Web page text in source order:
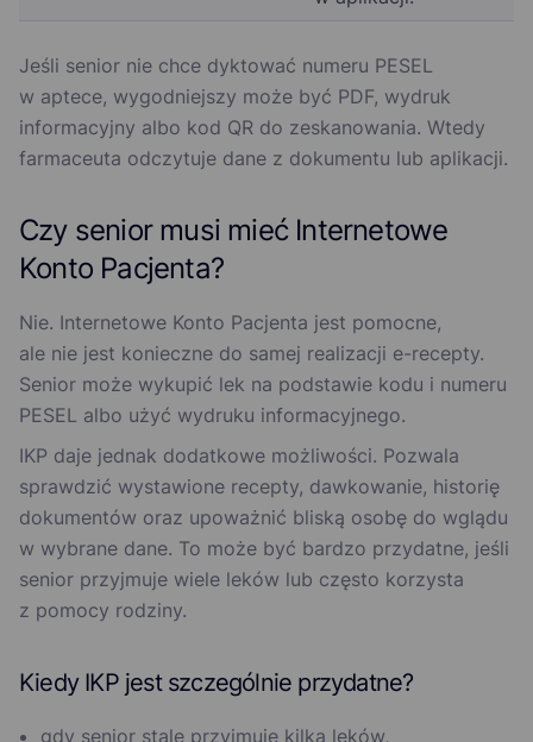
Jeśli senior nie chce dyktować numeru PESEL
w aptece, wygodniejszy może być PDF, wydruk
informacyjny albo kod QR do zeskanowania. Wtedy
farmaceuta odczytuje dane z dokumentu lub aplikacji.
Czy senior musi mieć Internetowe
Konto Pacjenta?
Nie. Internetowe Konto Pacjenta jest pomocne,
ale nie jest konieczne do samej realizacji e-recepty.
Senior może wykupić lek na podstawie kodu i numeru
PESEL albo użyć wydruku informacyjnego.
IKP daje jednak dodatkowe możliwości. Pozwala
sprawdzić wystawione recepty, dawkowanie, historię
dokumentów oraz upoważnić bliską osobę do wglądu
w wybrane dane. To może być bardzo przydatne, jeśli
senior przyjmuje wiele leków lub często korzysta
z pomocy rodziny.
Kiedy IKP jest szczególnie przydatne?
gdy senior stale przyjmuje kilka leków,